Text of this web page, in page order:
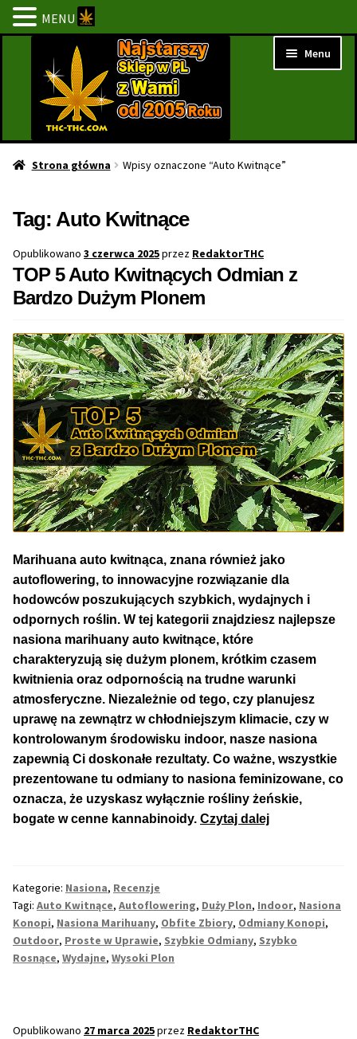
nawigacji
treści
Menu
Strona Główna
NOWOŚCI
PROMOCJE
PROMOCJE 1+1
NAJLEPSZE OKAZJE
PROMOCJA TYGODNIA
Dla Początkujących
Indoor w Domu
Półautomaty Outdoor
Automaty XXL
Pełnosezonowe XXL
Szybkie Automaty
Max THC 21% i Więcej
Odporne Odmiany
Przewaga Indica
Przewaga Sativa
Strona główna Wpisy oznaczone “Auto Kwitnące”
Tag: Auto Kwitnące
Opublikowano 3 czerwca 2025przez RedaktorTHC
TOP 5 Auto Kwitnących Odmian z
Bardzo Dużym Plonem
Marihuana auto kwitnąca, znana również jako
autoflowering, to innowacyjne rozwiązanie dla
hodowców poszukujących szybkich, wydajnych i
odpornych roślin. W tej kategorii znajdziesz najlepsze
nasiona marihuany auto kwitnące, które
charakteryzują się dużym plonem, krótkim czasem
kwitnienia oraz odpornością na trudne warunki
atmosferyczne. Niezależnie od tego, czy planujesz
uprawę na zewnątrz w chłodniejszym klimacie, czy w
kontrolowanym środowisku indoor, nasze nasiona
zapewnią Ci doskonałe rezultaty. Co ważne, wszystkie
prezentowane tu odmiany to nasiona feminizowane, co
oznacza, że uzyskasz wyłącznie rośliny żeńskie,
bogate w cenne kannabinoidy. Czytaj dalejTOP
Bardzo
Kategorie: Nasiona, Recenzje
Tagi: Auto Kwitnące, Autoflowering, Duży Plon, Indoor, Nasiona
Konopi, Nasiona Marihuany, Obfite Zbiory, Odmiany Konopi,
Outdoor, Proste w Uprawie, Szybkie Odmiany, Szybko
Rosnące, Wydajne, Wysoki Plon
Opublikowano 27 marca 2025przez RedaktorTHC
MENU